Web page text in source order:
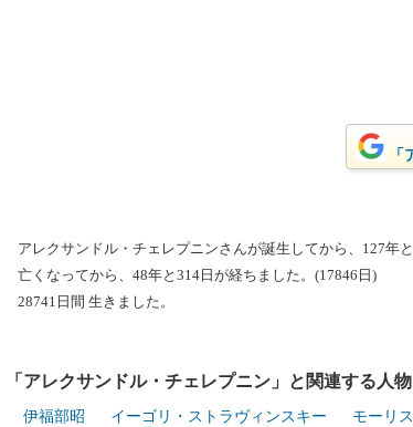
アレクサンドル・チェレプニンさんが誕生してから、127年
亡くなってから、48年と314日が経ちました。(17846日)
28741日間 生きました。
「アレクサンドル・チェレプニン」と関連する人物
伊福部昭 イーゴリ・ストラヴィンスキー モーリ